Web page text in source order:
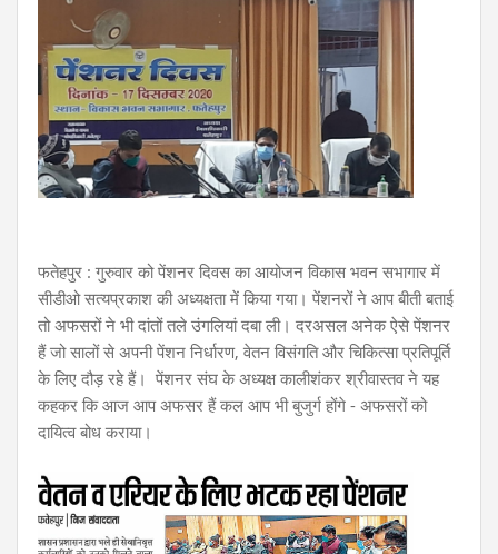
फतेहपुर : गुरुवार को पेंशनर दिवस का आयोजन विकास भवन सभागार में
सीडीओ सत्यप्रकाश की अध्यक्षता में किया गया। पेंशनरों ने आप बीती बताई
तो अफसरों ने भी दांतों तले उंगलियां दबा ली। दरअसल अनेक ऐसे पेंशनर
हैं जो सालों से अपनी पेंशन निर्धारण, वेतन विसंगति और चिकित्सा प्रतिपूर्ति
के लिए दौड़ रहे हैं। पेंशनर संघ के अध्यक्ष कालीशंकर श्रीवास्तव ने यह
कहकर कि आज आप अफसर हैं कल आप भी बुजुर्ग होंगे - अफसरों को
दायित्व बोध कराया।